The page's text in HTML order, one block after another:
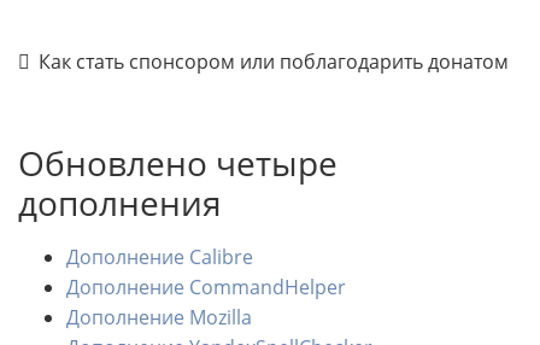
Как стать спонсором или поблагодарить донатом
Обновлено четыре
дополнения
Дополнение Calibre
Дополнение CommandHelper
Дополнение Mozilla